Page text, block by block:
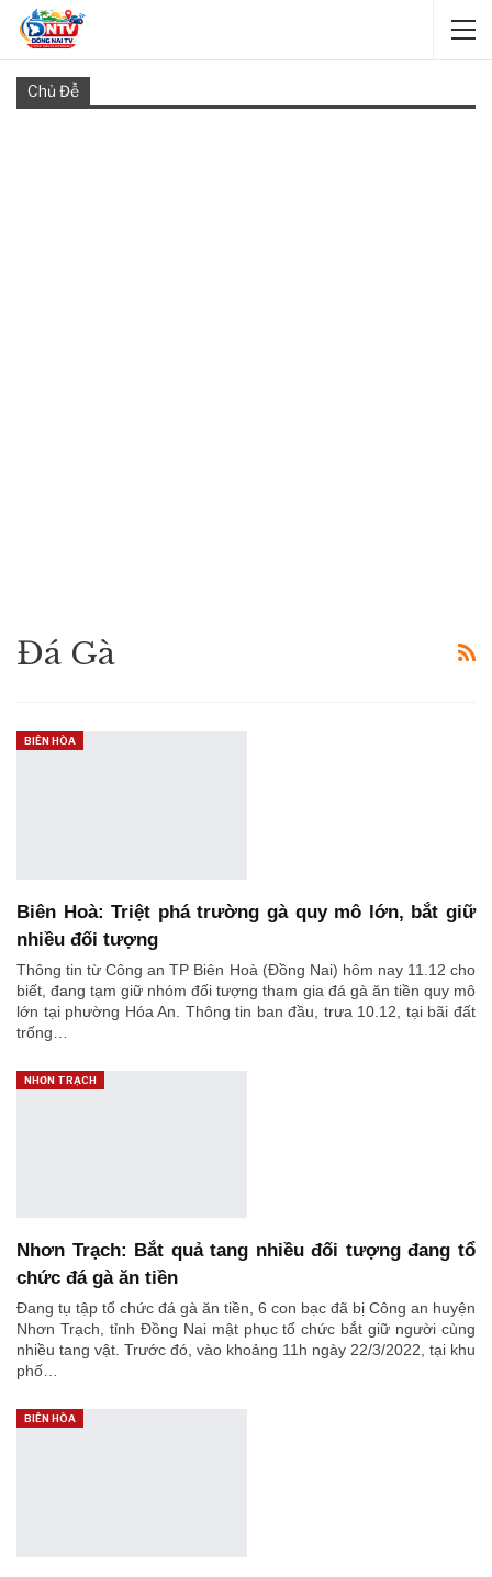
Chủ Đề
Đá Gà
BIÊN HÒA
Biên Hoà: Triệt phá trường gà quy mô lớn, bắt giữ
nhiều đối tượng
Thông tin từ Công an TP Biên Hoà (Đồng Nai) hôm nay 11.12 cho
biết, đang tạm giữ nhóm đối tượng tham gia đá gà ăn tiền quy mô
lớn tại phường Hóa An. Thông tin ban đầu, trưa 10.12, tại bãi đất
trống…
NHƠN TRẠCH
Nhơn Trạch: Bắt quả tang nhiều đối tượng đang tổ
chức đá gà ăn tiền
Đang tụ tập tổ chức đá gà ăn tiền, 6 con bạc đã bị Công an huyện
Nhơn Trạch, tỉnh Đồng Nai mật phục tổ chức bắt giữ người cùng
nhiều tang vật. Trước đó, vào khoảng 11h ngày 22/3/2022, tại khu
phố…
BIÊN HÒA